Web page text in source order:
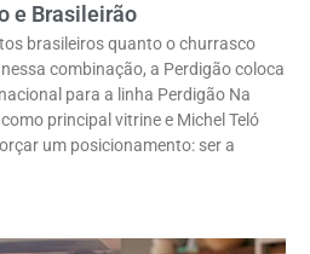
e Brasileirão
brasileiros quanto o churrasco
combinação, a Perdigão coloca
para a linha Perdigão Na
principal vitrine e Michel Teló
um posicionamento: ser a